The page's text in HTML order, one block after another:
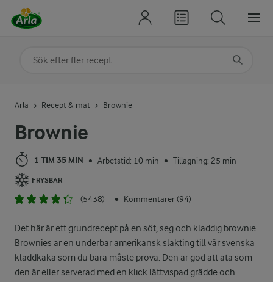
Brownie
1 TIM 35 MIN • Arbetstid: 10 min • Tillagning: 25 min
FRYSBAR
(5438) • Kommentarer (94)
Det här är ett grundrecept på en söt, seg och kladdig brownie.
Brownies är en underbar amerikansk släkting till vår svenska
kladdkaka som du bara måste prova. Den är god att äta som
den är eller serverad med en klick lättvispad grädde och
Arla Recept & mat Brownie
Sök på kategori eller ingrediens